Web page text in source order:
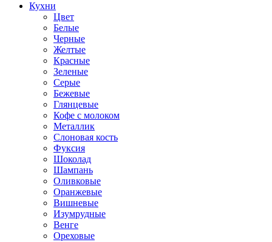
Кухни
Цвет
Белые
Черные
Желтые
Красные
Зеленые
Серые
Бежевые
Глянцевые
Кофе с молоком
Металлик
Слоновая кость
Фуксия
Шоколад
Шампань
Оливковые
Оранжевые
Вишневые
Изумрудные
Венге
Ореховые